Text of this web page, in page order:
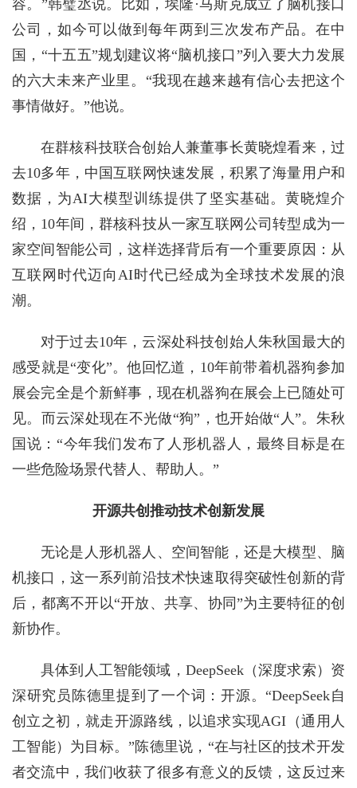
容。”韩璧丞说。比如，埃隆·马斯克成立了脑机接口
公司，如今可以做到每年两到三次发布产品。在中
国，“十五五”规划建议将“脑机接口”列入要大力发展
的六大未来产业里。“我现在越来越有信心去把这个
事情做好。”他说。
在群核科技联合创始人兼董事长黄晓煌看来，过
去10多年，中国互联网快速发展，积累了海量用户和
数据，为AI大模型训练提供了坚实基础。黄晓煌介
绍，10年间，群核科技从一家互联网公司转型成为一
家空间智能公司，这样选择背后有一个重要原因：从
互联网时代迈向AI时代已经成为全球技术发展的浪
潮。
对于过去10年，云深处科技创始人朱秋国最大的
感受就是“变化”。他回忆道，10年前带着机器狗参加
展会完全是个新鲜事，现在机器狗在展会上已随处可
见。而云深处现在不光做“狗”，也开始做“人”。朱秋
国说：“今年我们发布了人形机器人，最终目标是在
一些危险场景代替人、帮助人。”
开源共创推动技术创新发展
无论是人形机器人、空间智能，还是大模型、脑
机接口，这一系列前沿技术快速取得突破性创新的背
后，都离不开以“开放、共享、协同”为主要特征的创
新协作。
具体到人工智能领域，DeepSeek（深度求索）资
深研究员陈德里提到了一个词：开源。“DeepSeek自
创立之初，就走开源路线，以追求实现AGI（通用人
工智能）为目标。”陈德里说，“在与社区的技术开发
者交流中，我们收获了很多有意义的反馈，这反过来